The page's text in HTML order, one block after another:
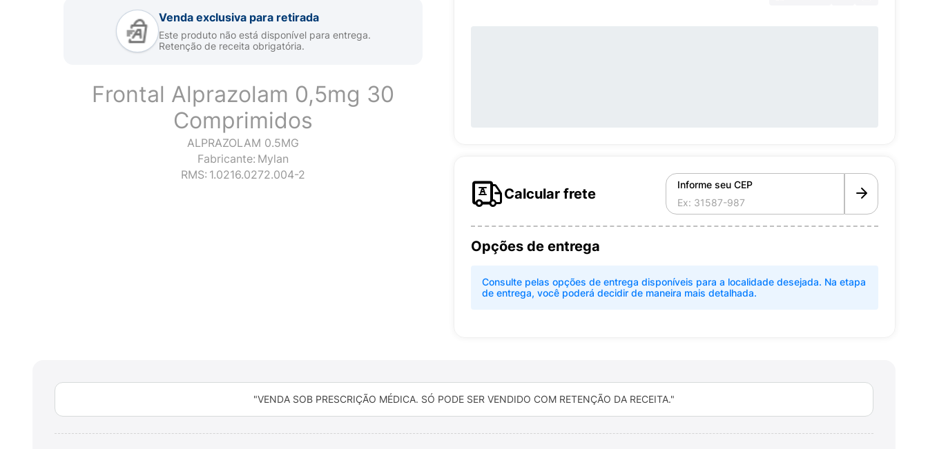
Venda exclusiva para retirada
Este produto não está disponível para entrega.
Retenção de receita obrigatória.
Frontal Alprazolam 0,5mg 30
Comprimidos
ALPRAZOLAM 0.5MG
Fabricante: Mylan
RMS: 1.0216.0272.004-2
Calcular frete
Informe seu CEP
Opções de entrega
Consulte pelas opções de entrega disponíveis para a localidade desejada. Na etapa
de entrega, você poderá decidir de maneira mais detalhada.
"VENDA SOB PRESCRIÇÃO MÉDICA. SÓ PODE SER VENDIDO COM RETENÇÃO DA RECEITA."